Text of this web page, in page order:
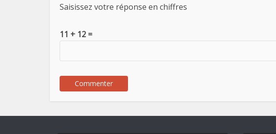
Saisissez votre réponse en chiffres
11 + 12 =